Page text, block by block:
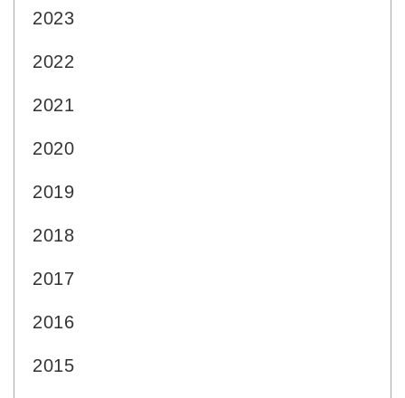
2023
2022
2021
2020
2019
2018
2017
2016
2015